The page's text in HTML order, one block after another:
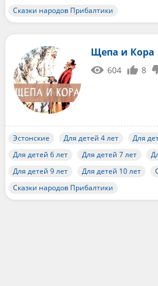
Сказки народов Прибалтики
Щепа и Кора
604 8
Эстонские Для детей 4 лет
Для
Для детей 6 лет
Для детей 7 лет
Для детей 9 лет
Для детей 10 лет
Сказки народов Прибалтики